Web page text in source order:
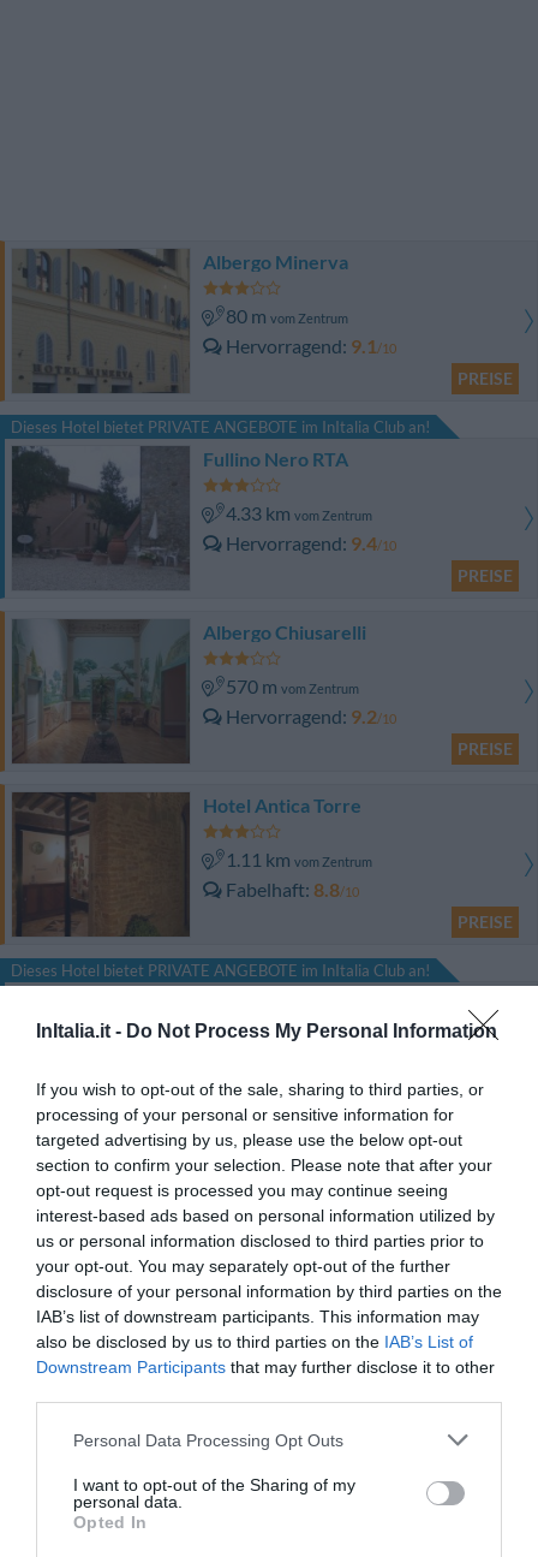
InItalia.it - Do Not Process My Personal Information
If you wish to opt-out of the sale, sharing to third parties, or
processing of your personal or sensitive information for
targeted advertising by us, please use the below opt-out
section to confirm your selection. Please note that after your
opt-out request is processed you may continue seeing
interest-based ads based on personal information utilized by
us or personal information disclosed to third parties prior to
your opt-out. You may separately opt-out of the further
disclosure of your personal information by third parties on the
IAB’s list of downstream participants. This information may
also be disclosed by us to third parties on the IAB’s List of
Downstream Participants that may further disclose it to other
Personal Data Processing Opt Outs
I want to opt-out of the Sharing of my
personal data.
Opted In
Albergo Minerva
80 m vom Zentrum
Hervorragend 9.1/10
PREISE
Dieses Hotel bietet PRIVATE ANGEBOTE im InItalia Club an!
Fullino Nero RTA
4.33 km vom Zentrum
Hervorragend 9.4/10
PREISE
Albergo Chiusarelli
570 m vom Zentrum
Hervorragend 9.2/10
PREISE
Hotel Antica Torre
1.11 km vom Zentrum
Fabelhaft 8.8/10
PREISE
Dieses Hotel bietet PRIVATE ANGEBOTE im InItalia Club an!
Hervorragend 9.1/10
Hotel Executive
1.62 km vom Zentrum
Fabelhaft 8.6/10
PREISE
Campo Regio Relais
590 mvom Zentrum
Außergewöhnlich 10/10